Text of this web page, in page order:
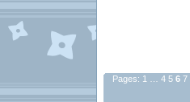
Pages: 1 4 5 6 7